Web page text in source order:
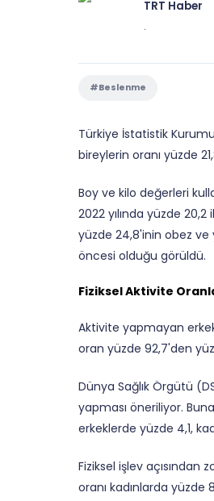
TRT Haber
.
#Beslenme
Türkiye İstatistik Kurumu
bireylerin oranı yüzde
Boy ve kilo değerleri
2022 yılında yüzde 20,2
yüzde 24,8'inin obez ve
öncesi olduğu görüldü.
Fiziksel Aktivite
Aktivite yapmayan
oran yüzde 92,7'den
Dünya Sağlık Örgütü
yapması öneriliyor.
erkeklerde yüzde 4,1,
Fiziksel işlev
oranı kadınlarda yüzde